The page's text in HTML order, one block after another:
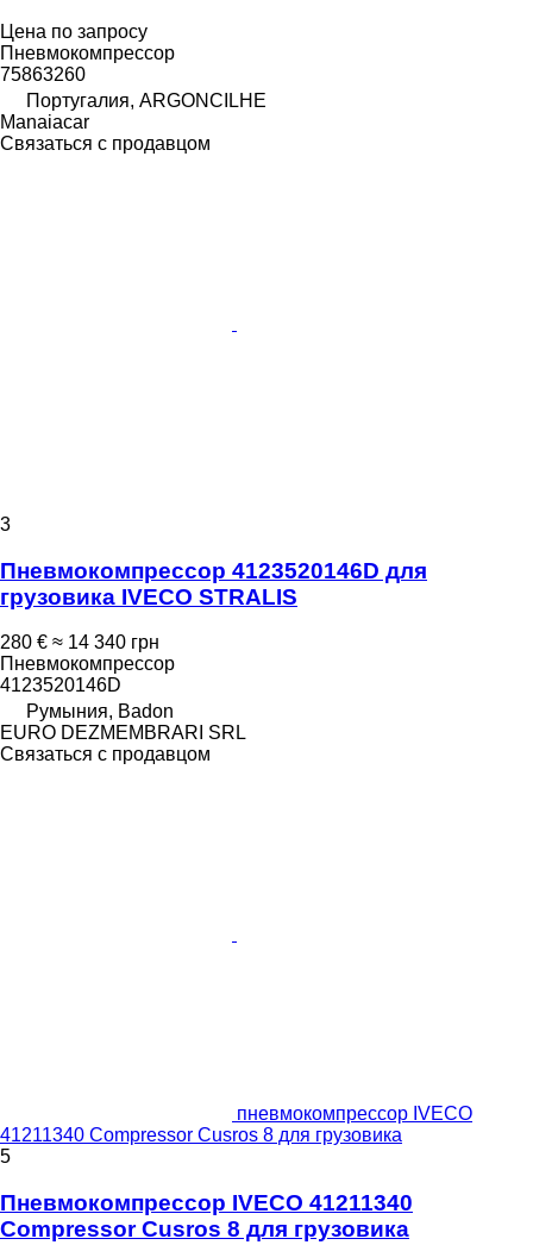
Цена по запросу
Пневмокомпрессор
75863260
Португалия, ARGONCILHE
Manaiacar
Связаться с продавцом
3
Пневмокомпрессор 4123520146D для
грузовика IVECO STRALIS
280 € ≈ 14 340 грн
Пневмокомпрессор
4123520146D
Румыния, Badon
EURO DEZMEMBRARI SRL
Связаться с продавцом
пневмокомпрессор IVECO
41211340 Compressor Cusros 8 для грузовика
5
Пневмокомпрессор IVECO 41211340
Compressor Cusros 8 для грузовика